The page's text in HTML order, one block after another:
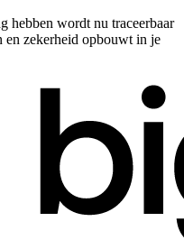
hebben wordt nu traceerbaar
en zekerheid opbouwt in je